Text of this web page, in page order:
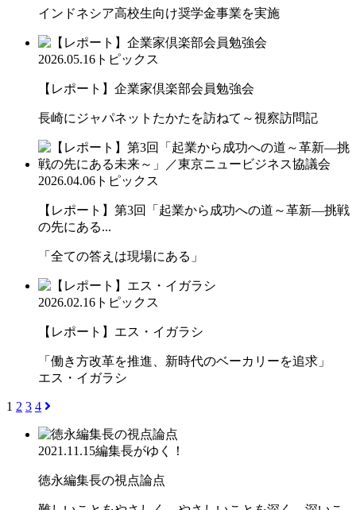
インドネシア高校生向け奨学金事業を実施
2026.05.16 トピックス
【レポート】企業家倶楽部会員勉強会
長崎にジャパネットたかたを訪ねて～視察訪問記
2026.04.06 トピックス
【レポート】第3回「起業から成功への道～革新―挑戦
の先にある...
「全ての答えは現場にある」
2026.02.16 トピックス
【レポート】エス・イガラシ
「働き方改革を推進、新時代のベーカリーを追求」
エス・イガラシ
1 2 3 4
2021.11.15編集長がゆく！
徳永編集長の視点論点